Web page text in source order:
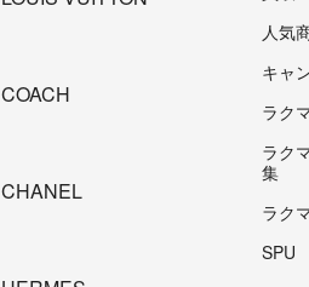
COACH
CHANEL
人気
キャ
ラク
ラク
集
ラク
SPU